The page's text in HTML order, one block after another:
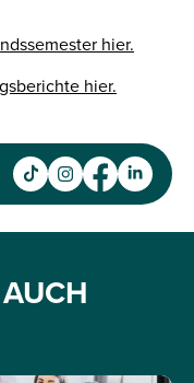
hier.
hier.